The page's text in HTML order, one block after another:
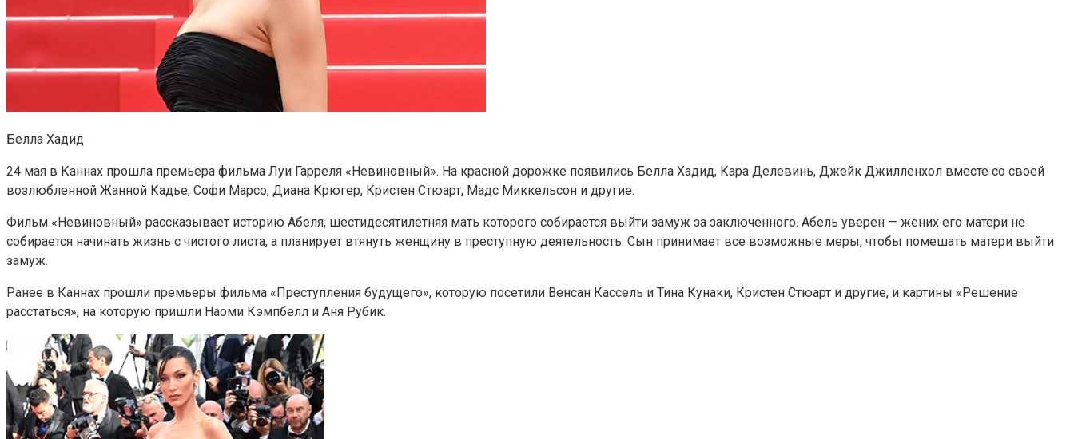
Белла Хадид
24 мая в Каннах прошла премьера фильма Луи Гарреля «Невиновный». На красной дорожке появились Белла Хадид, Кара Делевинь, Джейк Джилленхол вместе со своей
возлюбленной Жанной Кадье, Софи Марсо, Диана Крюгер, Кристен Стюарт, Мадс Миккельсон и другие.
Фильм «Невиновный» рассказывает историю Абеля, шестидесятилетняя мать которого собирается выйти замуж за заключенного. Абель уверен — жених его матери не
собирается начинать жизнь с чистого листа, а планирует втянуть женщину в преступную деятельность. Сын принимает все возможные меры, чтобы помешать матери выйти
замуж.
Ранее в Каннах прошли премьеры фильма «Преступления будущего», которую посетили Венсан Кассель и Тина Кунаки, Кристен Стюарт и другие, и картины «Решение
расстаться», на которую пришли Наоми Кэмпбелл и Аня Рубик.